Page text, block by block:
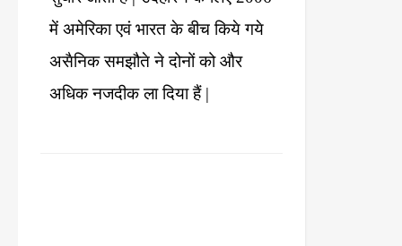
में अमेरिका एवं भारत के बीच किये गये
असैनिक समझौते ने दोनों को और
अधिक नजदीक ला दिया हैं|